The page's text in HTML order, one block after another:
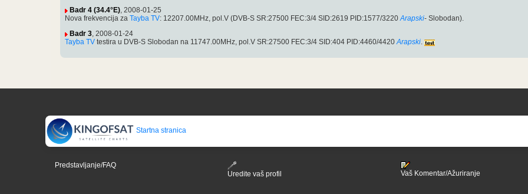
Badr 4 (34.4°E), 2008-01-25
Nova frekvencija za Tayba TV: 12207.00MHz, pol.V (DVB-S SR:27500 FEC:3/4 SID:2619 PID:1577/3220 Arapski- Slobodan).
Badr 3, 2008-01-24
Tayba TV testira u DVB-S Slobodan na 11747.00MHz, pol.V SR:27500 FEC:3/4 SID:404 PID:4460/4420 Arapski.
Startna stranica
Predstavljanje/FAQ
Uredite vaš profil
Vaš Komentar/Ažuriranje